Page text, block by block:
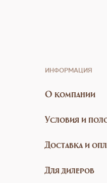
ИНФОРМАЦИЯ
О компании
Условия и
Доставка и
Для дилеров